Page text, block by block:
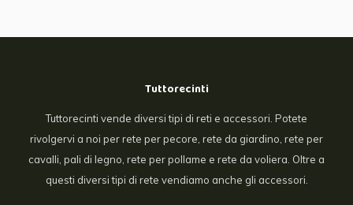
Tuttorecinti
Tuttorecinti vende diversi tipi di reti e accessori. Potete
rivolgervi a noi per rete per pecore, rete da giardino, rete per
cavalli, pali di legno, rete per pollame e rete da voliera. Oltre a
questi diversi tipi di rete vendiamo anche gli accessori.